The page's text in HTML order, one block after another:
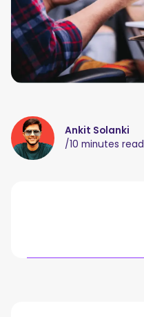
Ankit Solanki
/10 minutes read